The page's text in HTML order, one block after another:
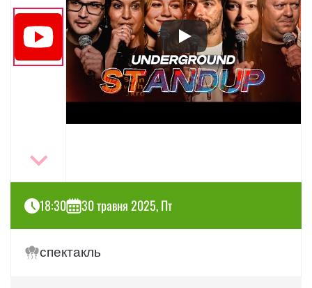
18:30 30 травня 2025, Пт
спектакль